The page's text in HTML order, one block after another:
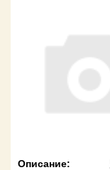
техобслуживание
Описание: